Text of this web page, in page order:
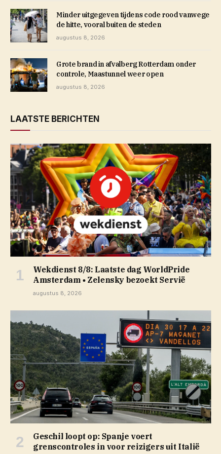
Minder uitgegeven tijdens code rood vanwege
de hitte, vooral buiten de steden
augustus 8, 2026
Grote brand in afvalberg Rotterdam onder
controle, Maastunnel weer open
augustus 8, 2026
LAATSTE BERICHTEN
Wekdienst 8/8: Laatste dag WorldPride
Amsterdam • Zelensky bezoekt Servië
augustus 8, 2026
Geschil loopt op: Spanje voert
grenscontroles in voor reizigers uit Italië